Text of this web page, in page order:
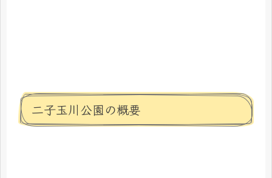
二子玉川公園の概要